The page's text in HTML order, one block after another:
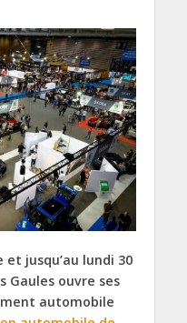
jusqu’au lundi 30
Gaules ouvre ses
automobile